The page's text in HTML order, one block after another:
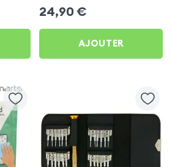
24,90 €
AJOUTER